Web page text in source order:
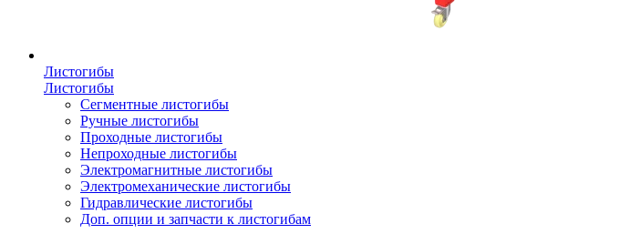
Листогибы
Листогибы
Сегментные листогибы
Ручные листогибы
Проходные листогибы
Непроходные листогибы
Электромагнитные листогибы
Электромеханические листогибы
Гидравлические листогибы
Доп. опции и запчасти к листогибам